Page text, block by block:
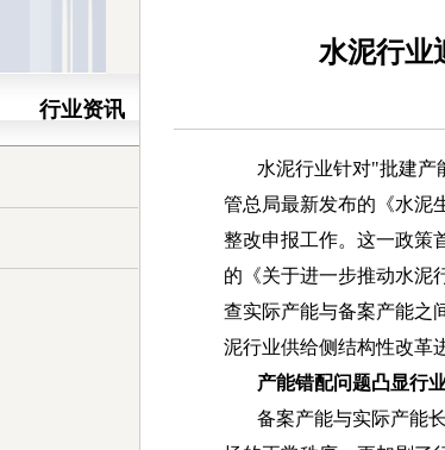
行业资讯
水泥行业
水泥行业针对"批建产能
管总局最新发布的《水泥
整改申报工作。这一政策
的《关于进一步推动水泥
查实际产能与备案产能之
泥行业供给侧结构性改革
产能错配问题凸显行
备案产能与实际产能长